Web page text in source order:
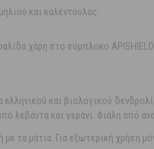
και καλέντουλας.
χάρη στο σύμπλοκο
και βιολογικού
λεβάντα και γεράνι. Φιάλη από
τα μάτια. Για εξωτερική χρήση